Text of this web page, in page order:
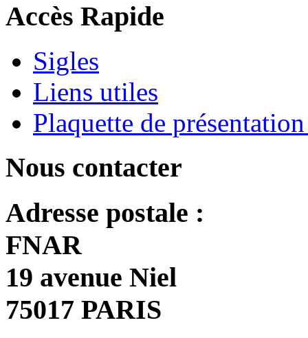
Accès Rapide
Sigles
Liens utiles
Plaquette de
Nous contacter
Adresse postale :
FNAR
19 avenue Niel
75017 PARIS